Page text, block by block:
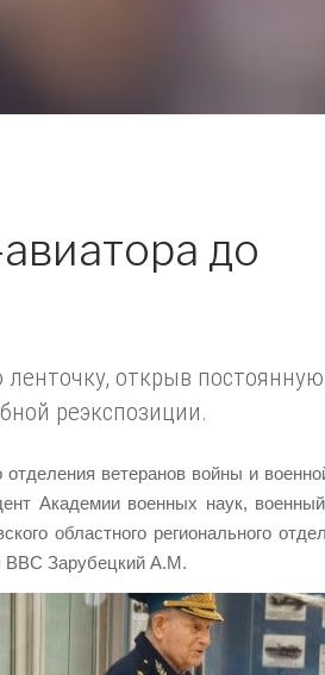
до
открыв
реэкспозиции.
ветеранов войны и
Академии военных наук,
областного регионального
ВВС Зарубецкий А.М.